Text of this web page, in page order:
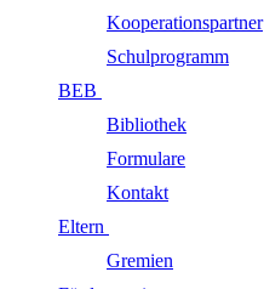
Kooperationspartner
Schulprogramm
BEB
Bibliothek
Formulare
Kontakt
Eltern
Gremien